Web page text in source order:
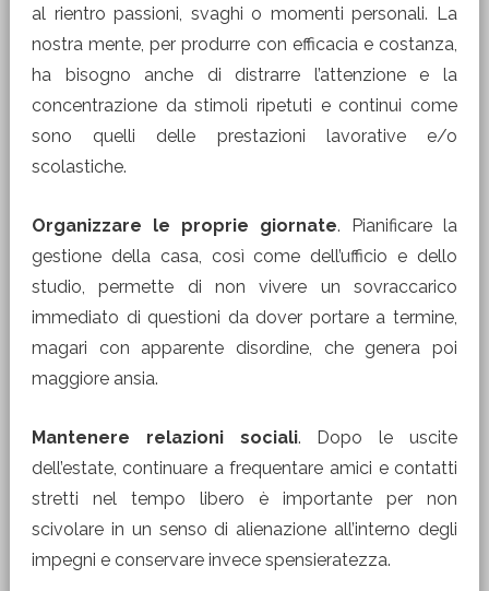
al rientro passioni, svaghi o momenti personali. La
nostra mente, per produrre con efficacia e costanza,
ha bisogno anche di distrarre l’attenzione e la
concentrazione da stimoli ripetuti e continui come
sono quelli delle prestazioni lavorative e/o
scolastiche.
Organizzare le proprie giornate. Pianificare la
gestione della casa, così come dell’ufficio e dello
studio, permette di non vivere un sovraccarico
immediato di questioni da dover portare a termine,
magari con apparente disordine, che genera poi
maggiore ansia.
Mantenere relazioni sociali. Dopo le uscite
dell’estate, continuare a frequentare amici e contatti
stretti nel tempo libero è importante per non
scivolare in un senso di alienazione all’interno degli
impegni e conservare invece spensieratezza.